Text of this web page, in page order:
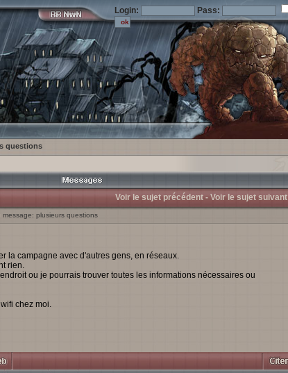
Login: Pass:
questions
Voir le sujet précédent - Voir le sujet suivant
plusieurs questions
la campagne avec d'autres gens, en réseaux.
rien.
ou je pourrais trouver toutes les informations nécessaires ou
chez moi.